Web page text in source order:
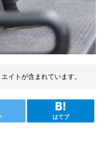
イトが含まれています。
はてブ